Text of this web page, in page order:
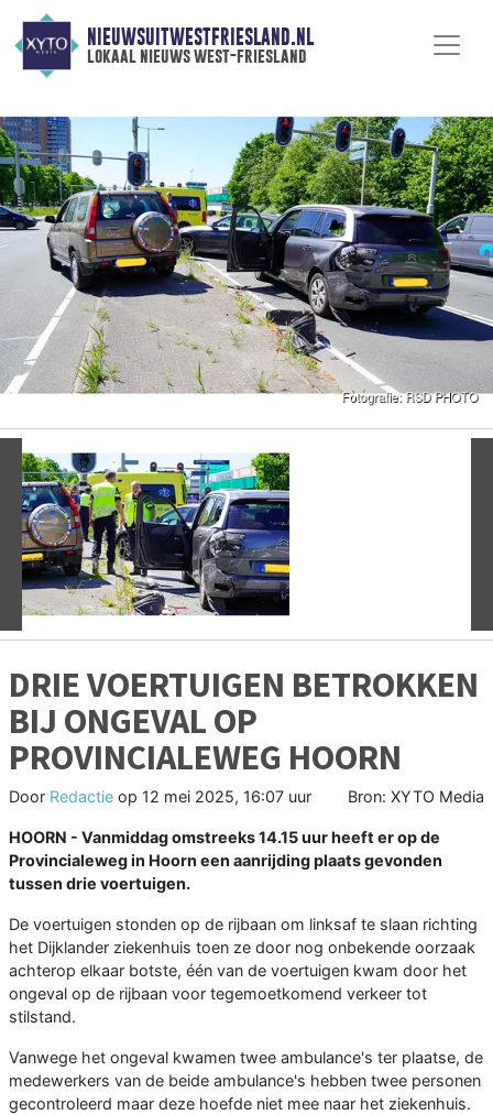
NIEUWSUITWESTFRIESLAND.NL
lokaal nieuws west-friesland
Vorige
DRIE VOERTUIGEN BETROKKEN
BIJ ONGEVAL OP
PROVINCIALEWEG HOORN
Door Redactie op 12 mei 2025, 16:07 uur Bron: XYTO Media
HOORN - Vanmiddag omstreeks 14.15 uur heeft er op de
Provincialeweg in Hoorn een aanrijding plaats gevonden
tussen drie voertuigen.
De voertuigen stonden op de rijbaan om linksaf te slaan richting
het Dijklander ziekenhuis toen ze door nog onbekende oorzaak
achterop elkaar botste, één van de voertuigen kwam door het
ongeval op de rijbaan voor tegemoetkomend verkeer tot
stilstand.
Vanwege het ongeval kwamen twee ambulance's ter plaatse, de
medewerkers van de beide ambulance's hebben twee personen
gecontroleerd maar deze hoefde niet mee naar het ziekenhuis.